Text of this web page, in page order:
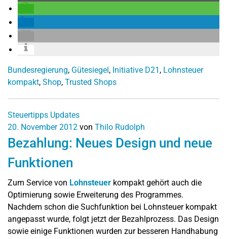
Bundesregierung, Gütesiegel, Initiative D21 , Lohnsteuer
kompakt, Shop, Trusted Shops
Steuertipps Updates
20. November 2012 von Thilo Rudolph
Bezahlung: Neues Design und neue
Funktionen
Zum Service von Lohnsteuer kompakt gehört auch die
Optimierung sowie Erweiterung des Programmes.
Nachdem schon die Suchfunktion bei Lohnsteuer kompakt
angepasst wurde, folgt jetzt der Bezahlprozess. Das Design
sowie einige Funktionen wurden zur besseren Handhabung